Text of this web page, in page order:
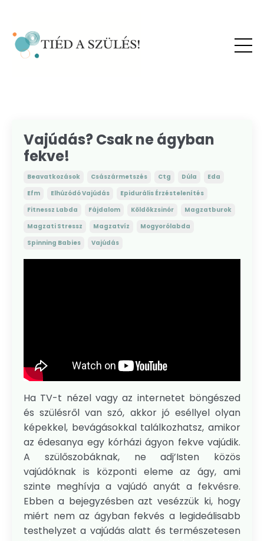
Vajúdás? Csak ne ágyban
fekve!
Beavatkozások Császármetszés Ctg Dúla
Eda
Efm
Elhúzódó Vajúdás
Epidurális Érzéstelenítés
Fitnessz Labda
Fájdalom Köldökzsinór
Magzatburok
Magzati Stressz
Magzatvíz
Mogyorólabda
Spinning Babies
Vajúdás
Ha TV-t nézel vagy az internetet böngészed
és szülésről van szó, akkor jó eséllyel olyan
képekkel, bevágásokkal találkozhatsz, amikor
az édesanya egy kórházi ágyon fekve vajúdik.
A szülőszobáknak, ne adj’Isten közös
vajúdóknak is központi eleme az ágy, ami
szinte meghívja a vajúdó anyát a fekvésre.
Ebben a bejegyzésben azt vesézzük ki, hogy
miért nem az ágyban fekvés a legideálisabb
testhelyzet a vajúdás alatt és természetesen